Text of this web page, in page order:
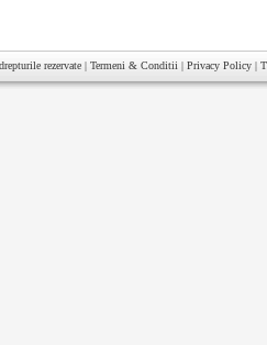
rezervate | Termeni & Conditii | Privacy Policy |